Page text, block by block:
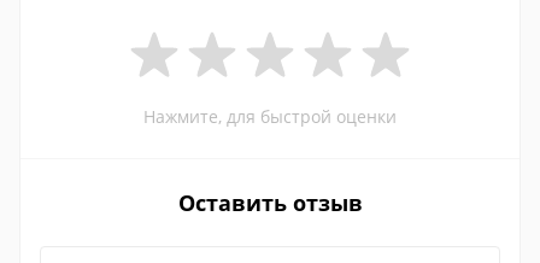
Нажмите, для быстрой оценки
Оставить отзыв